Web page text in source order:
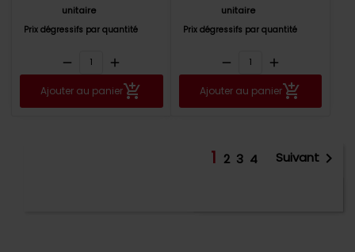
unitaire
Prix dégressifs par quantité
remove add
Ajouter au panier
unitaire
Prix dégressifs par quantité
remove add
Ajouter au panier
1 2 3 4 Suivant 